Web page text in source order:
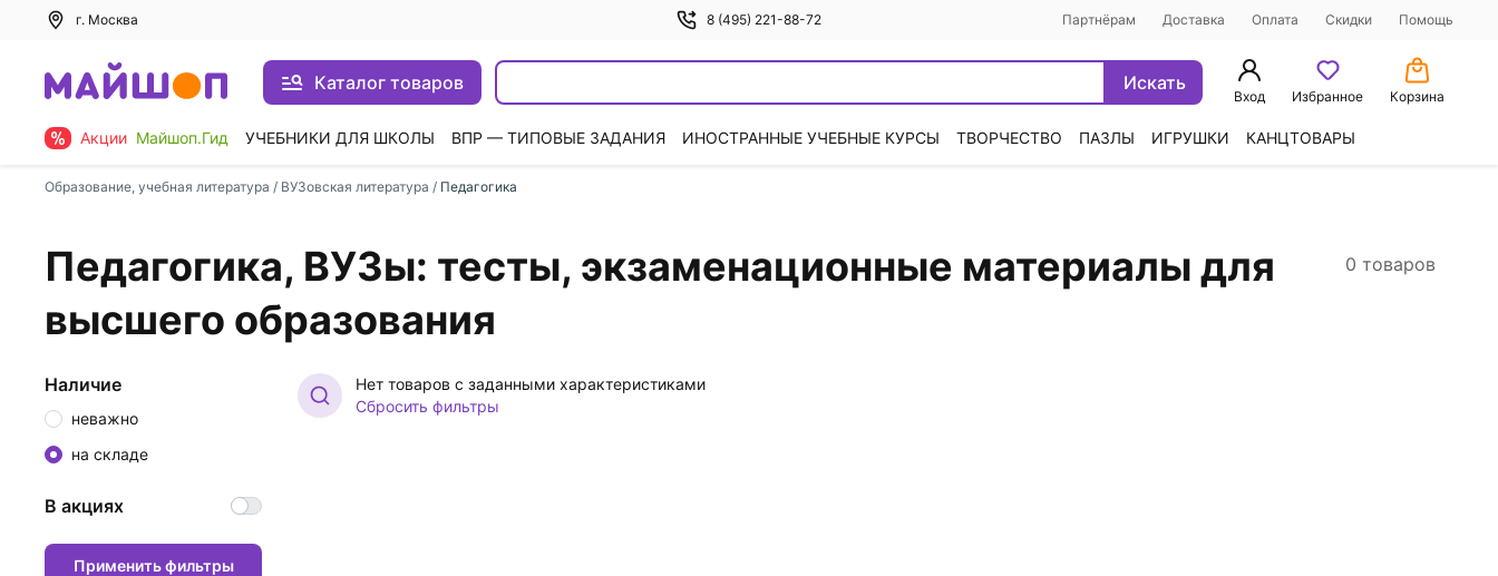
г. Москва 8 (495) 221-88-72 Партнёрам Доставка Оплата Скидки Помощь
Каталог товаров Искать
Вход Избранное Корзина
Акции Майшоп.Гид УЧЕБНИКИ ДЛЯ ШКОЛЫ ВПР — ТИПОВЫЕ ЗАДАНИЯ ИНОСТРАННЫЕ УЧЕБНЫЕ КУРСЫ ТВОРЧЕСТВО ПАЗЛЫ ИГРУШКИ КАНЦТОВАРЫ
Образование, учебная литература / ВУЗовская литература / Педагогика
Педагогика, ВУЗы: тесты, экзаменационные материалы для
высшего образования
0 товаров
Нет товаров с заданными характеристиками
Сбросить фильтры
Наличие
неважно
на складе
В акциях
Применить фильтры